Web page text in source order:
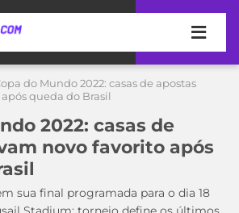
do Mundo 2022: casas de apostas
queda do Brasil
2022: casas de
novo favorito após
sua final programada para o dia 18